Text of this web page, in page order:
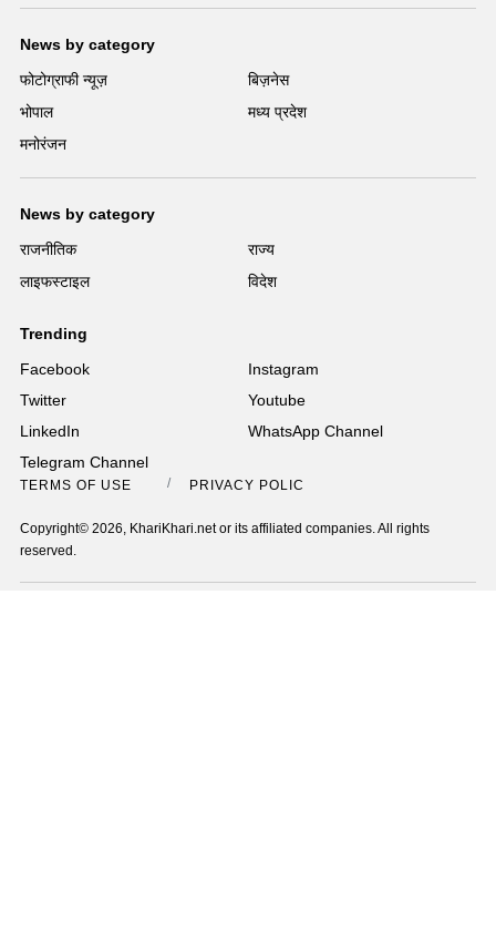
News by category
फोटोग्राफी न्यूज़
बिज़नेस
भोपाल
मध्य प्रदेश
मनोरंजन
News by category
राजनीतिक
राज्य
लाइफस्टाइल
विदेश
Trending
Facebook
Instagram
Twitter
Youtube
LinkedIn
WhatsApp Channel
Telegram Channel
TERMS OF USE PRIVACY POLICY
Copyright© 2026, KhariKhari.net or its affiliated companies. All rights
reserved.